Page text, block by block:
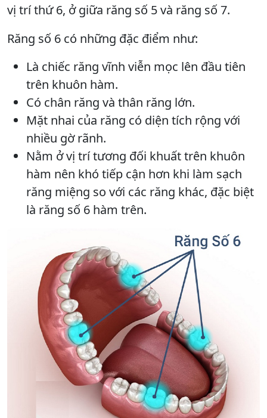
vị trí thứ 6, ở giữa răng số 5 và răng số 7.
Răng số 6 có những đặc điểm như:
Là chiếc răng vĩnh viễn mọc lên đầu tiên
trên khuôn hàm.
Có chân răng và thân răng lớn.
Mặt nhai của răng có diện tích rộng với
nhiều gờ rãnh.
Nằm ở vị trí tương đối khuất trên khuôn
hàm nên khó tiếp cận hơn khi làm sạch
răng miệng so với các răng khác, đặc biệt
là răng số 6 hàm trên.